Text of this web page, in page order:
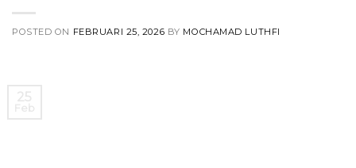
POSTED ON FEBRUARI 25, 2026 BY MOCHAMAD LUTHFI